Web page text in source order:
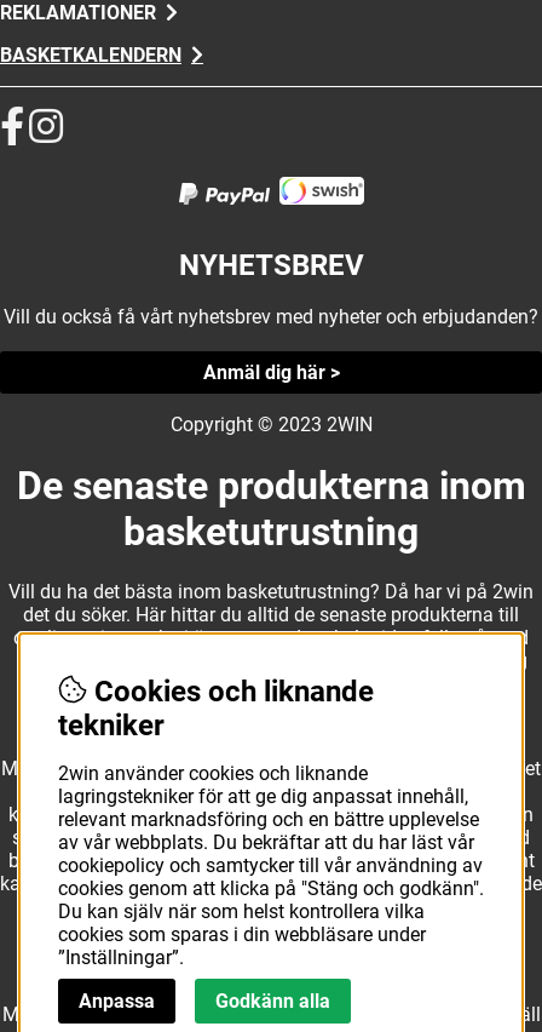
REKLAMATIONER
BASKETKALENDERN
NYHETSBREV
Vill du också få vårt nyhetsbrev med nyheter och erbjudanden?
Anmäl dig här >
Copyright © 2023 2WIN
De senaste produkterna inom
basketutrustning
Vill du ha det bästa inom basketutrustning? Då har vi på 2win
det du söker. Här hittar du alltid de senaste produkterna till
otroliga priser, och vi är noga med att hela tiden fylla på med
nyheter i webbshopen. Det gör oss till ett naturligt val för dig
som vill ha utrustning som överträffar alla andra märken.
Med ett av Sveriges största kläd- och skosortiment inom basket
kan vi erbjuda allt som du eller din klubb behöver. Välj ut
kvalitativa basketbollar och basketskor från välkända märken
som Molten, Nike, Adidas och Spalding och komplettera med
basketkläder från Jordan. I vårt breda och prisvärda sortiment
kan vi erbjuda matchkläder som ger maximal rörelsefrihet, både
på och utanför planen. Oavsett vad du behöver för
basketutrustning kan du vara säker på att hitta den här.
Med över 10 års erfarenhet av branschen kan vi vår sak. Beställ
Cookies och liknande
tekniker
2win använder cookies och liknande
lagringstekniker för att ge dig anpassat innehåll,
relevant marknadsföring och en bättre upplevelse
av vår webbplats. Du bekräftar att du har läst vår
cookiepolicy och samtycker till vår användning av
cookies genom att klicka på "Stäng och godkänn".
Du kan själv när som helst kontrollera vilka
cookies som sparas i din webbläsare under
”Inställningar”.
Anpassa
Godkänn alla